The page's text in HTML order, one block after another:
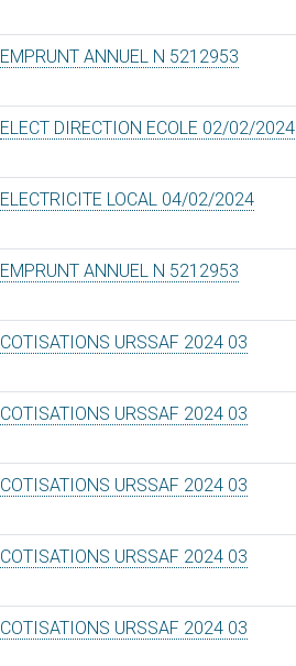
EMPRUNT ANNUEL N 5212953
ELECT DIRECTION ECOLE 02/02/2024
ELECTRICITE LOCAL 04/02/2024
EMPRUNT ANNUEL N 5212953
COTISATIONS URSSAF 2024 03
COTISATIONS URSSAF 2024 03
COTISATIONS URSSAF 2024 03
COTISATIONS URSSAF 2024 03
COTISATIONS URSSAF 2024 03